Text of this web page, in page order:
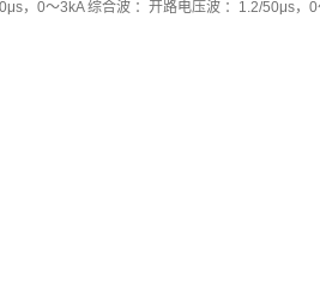
，0～3kA 综合波 ：开路电压波 ：1.2/50μs